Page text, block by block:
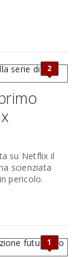
2
su Netflix il
scienziata
pericolo.
1